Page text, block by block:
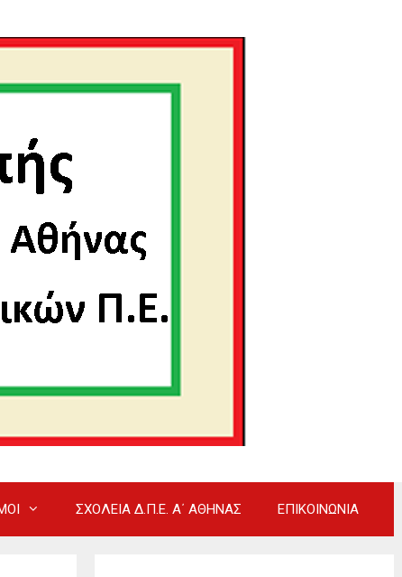
ΣΧΟΛΕΙΑ Δ.Π.Ε. Α΄ ΑΘΗΝΑΣ ΕΠΙΚΟΙΝΩΝΙΑ